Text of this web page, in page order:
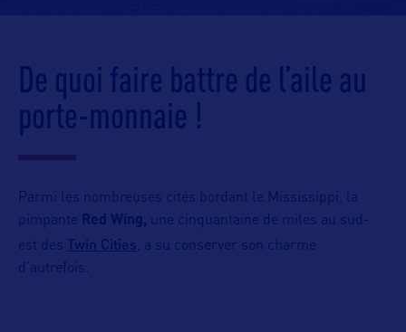
De quoi faire battre de l’aile au
porte-monnaie !
Parmi les nombreuses cités bordant le Mississippi, la
pimpante Red Wing, une cinquantaine de miles au sud-
est des Twin Cities , a su conserver son charme
d’autrefois.